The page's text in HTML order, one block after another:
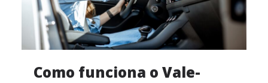
Como funciona o Vale-